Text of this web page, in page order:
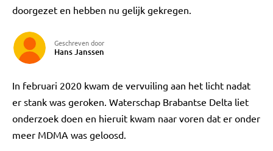
doorgezet en hebben nu gelijk gekregen.
Geschreven door
Hans Janssen
In februari 2020 kwam de vervuiling aan het licht nadat
er stank was geroken. Waterschap Brabantse Delta liet
onderzoek doen en hieruit kwam naar voren dat er onder
meer MDMA was geloosd.